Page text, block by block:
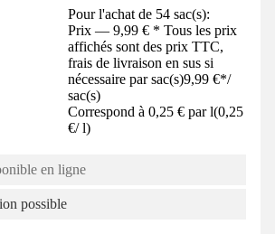
Pour l'achat de 54 sac(s):
Prix — 9,99 € * Tous les prix
affichés sont des prix TTC,
frais de livraison en sus si
nécessaire par sac(s)9,99 €*/
sac(s)
Correspond à 0,25 € par l(0,25
€/ l)
en ligne
possible